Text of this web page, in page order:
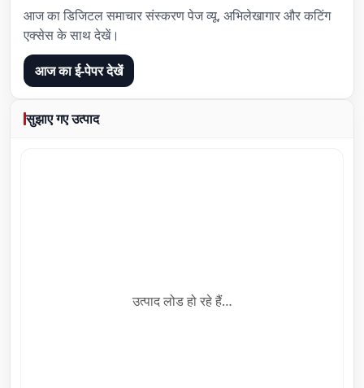
आज का डिजिटल समाचार संस्करण पेज व्यू, अभिलेखागार और कटिंग
एक्सेस के साथ देखें।
आज का ई-पेपर देखें
सुझाए गए उत्पाद
उत्पाद लोड हो रहे हैं…